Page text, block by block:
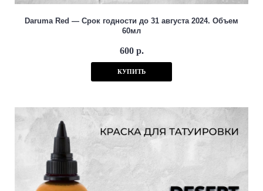
Daruma Red — Срок годности до 31 августа 2024. Объем
60мл
600 р.
КУПИТЬ